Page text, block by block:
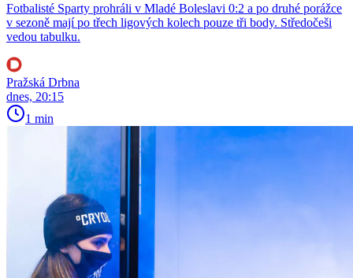
Fotbalisté Sparty prohráli v Mladé Boleslavi 0:2 a po druhé porážce
v sezoně mají po třech ligových kolech pouze tři body. Středočeši
vedou tabulku.
Pražská Drbna
dnes, 20:15
1 min